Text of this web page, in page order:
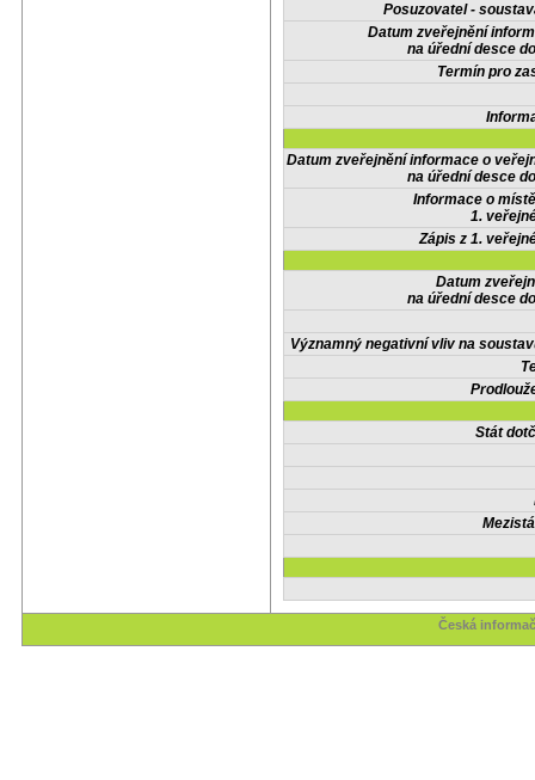
Posuzovatel -
Datum zveřejnění
na úřední desce
Termín pro
Datum zveřejnění informace o
na úřední desce
Informace o
1.
Zápis z 1.
Datum
na úřední desce
Významný negativní vliv na
Stát
Česká